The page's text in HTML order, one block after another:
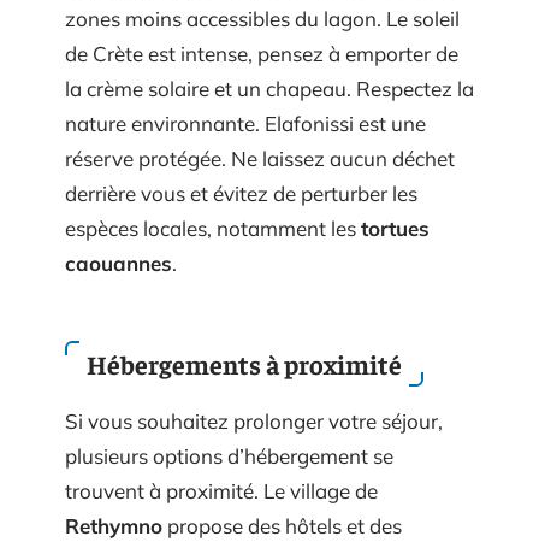
zones moins accessibles du lagon. Le soleil
de Crète est intense, pensez à emporter de
la crème solaire et un chapeau. Respectez la
nature environnante. Elafonissi est une
réserve protégée. Ne laissez aucun déchet
derrière vous et évitez de perturber les
espèces locales, notamment lestortues
caouannes.
Hébergements à proximité
Si vous souhaitez prolonger votre séjour,
plusieurs options d’hébergement se
trouvent à proximité. Le village de
Rethymno propose des hôtels et des